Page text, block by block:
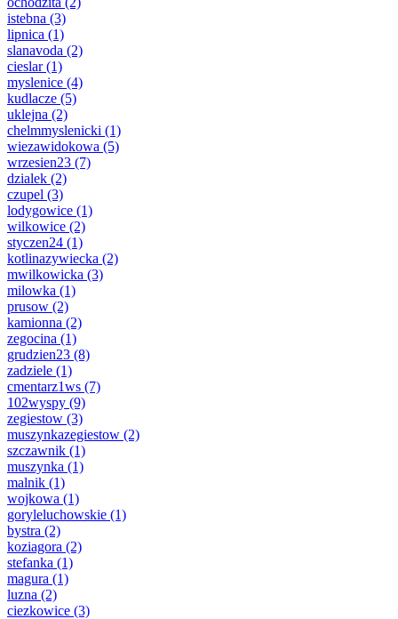
istebna (3)
lipnica (1)
slanavoda (2)
cieslar(1)
myslenice (4)
kudlacze (5)
uklejna (2)
chelmmyslenicki (1)
wiezawidokowa (5)
wrzesien23 (7)
dzialek (2)
czupel (3)
lodygowice (1)
wilkowice (2)
styczen24 (1)
kotlinazywiecka (2)
mwilkowicka (3)
milowka (1)
prusow (2)
kamionna (2)
zegocina (1)
grudzien23 (8)
zadziele (1)
cmentarz1ws (7)
102wyspy (9)
zegiestow (3)
muszynkazegiestow (2)
szczawnik (1)
muszynka (1)
malnik (1)
wojkowa (1)
goryleluchowskie (1)
bystra (2)
koziagora (2)
stefanka (1)
magura (1)
luzna (2)
ciezkowice (3)